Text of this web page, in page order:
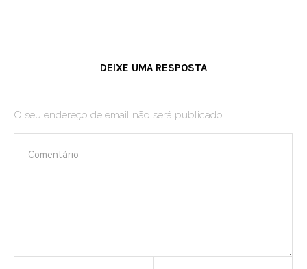
DEIXE UMA RESPOSTA
O seu endereço de email não será publicado.